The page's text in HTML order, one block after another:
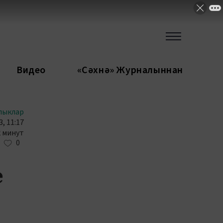
Видео «Сәхнә» Журналыннан
11:17
минут
0